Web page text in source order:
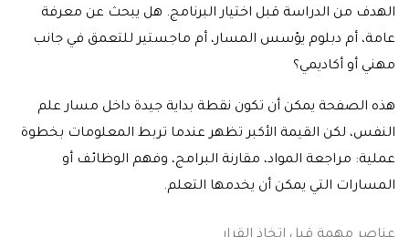
الهدف من الدراسة قبل اختيار البرنامج. هل يبحث عن معرفة
عامة، أم دبلوم يؤسس المسار، أم ماجستير للتعمق في جانب
مهني أو أكاديمي؟
هذه الصفحة يمكن أن تكون نقطة بداية جيدة داخل مسار علم
النفس، لكن القيمة الأكبر تظهر عندما تربط المعلومات بخطوة
عملية: مراجعة المواد، مقارنة البرامج، وفهم الوظائف أو
المسارات التي يمكن أن يخدمها التعلم.